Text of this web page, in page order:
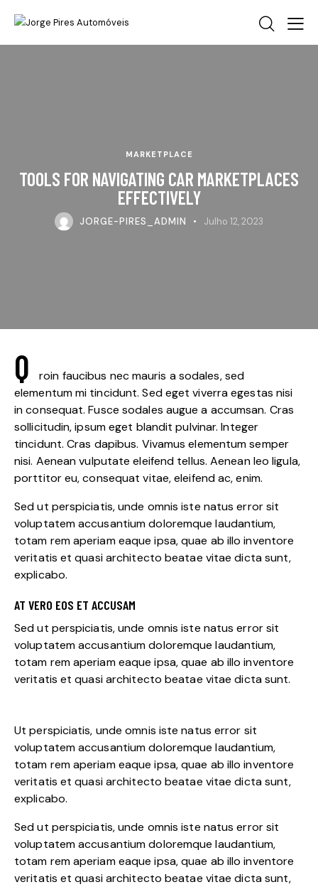
MARKETPLACE
TOOLS FOR NAVIGATING CAR MARKETPLACES
EFFECTIVELY
JORGE-PIRES_ADMIN Julho 12, 2023
Q
roin faucibus nec mauris a sodales, sed
elementum mi tincidunt. Sed eget viverra egestas nisi
in consequat. Fusce sodales augue a accumsan. Cras
sollicitudin, ipsum eget blandit pulvinar. Integer
tincidunt. Cras dapibus. Vivamus elementum semper
nisi. Aenean vulputate eleifend tellus. Aenean leo ligula,
porttitor eu, consequat vitae, eleifend ac, enim.
Sed ut perspiciatis, unde omnis iste natus error sit
voluptatem accusantium doloremque laudantium,
totam rem aperiam eaque ipsa, quae ab illo inventore
veritatis et quasi architecto beatae vitae dicta sunt,
explicabo.
AT VERO EOS ET ACCUSAM
Sed ut perspiciatis, unde omnis iste natus error sit
voluptatem accusantium doloremque laudantium,
totam rem aperiam eaque ipsa, quae ab illo inventore
veritatis et quasi architecto beatae vitae dicta sunt.
Ut perspiciatis, unde omnis iste natus error sit
voluptatem accusantium doloremque laudantium,
totam rem aperiam eaque ipsa, quae ab illo inventore
veritatis et quasi architecto beatae vitae dicta sunt,
explicabo.
Sed ut perspiciatis, unde omnis iste natus error sit
voluptatem accusantium doloremque laudantium,
totam rem aperiam eaque ipsa, quae ab illo inventore
veritatis et quasi architecto beatae vitae dicta sunt,